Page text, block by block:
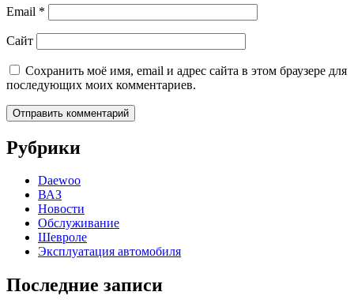
Email *
Сайт
Сохранить моё имя, email и адрес сайта в этом браузере для
последующих моих комментариев.
Рубрики
Daewoo
ВАЗ
Новости
Обслуживание
Шевроле
Эксплуатация автомобиля
Последние записи